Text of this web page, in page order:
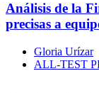
Análisis de la
precisas a
Gloria Urízar
ALL-TEST